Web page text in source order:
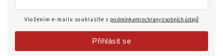
Vložením e-mailu souhlasíte s podmínkami ochrany osobních údajů
Přihlásit se